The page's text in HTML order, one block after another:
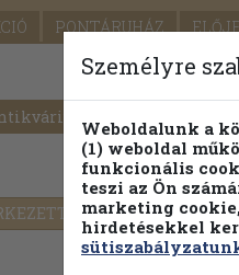
PONTÁRUHÁZ
Személyre
Weboldalunk a
(1) weboldal
funkcionális
teszi az Ön
marketing
hirdetésekkel